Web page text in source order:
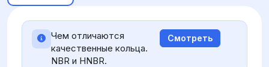
Чем отличаются
качественные кольца.
NBR и HNBR.
Смотреть